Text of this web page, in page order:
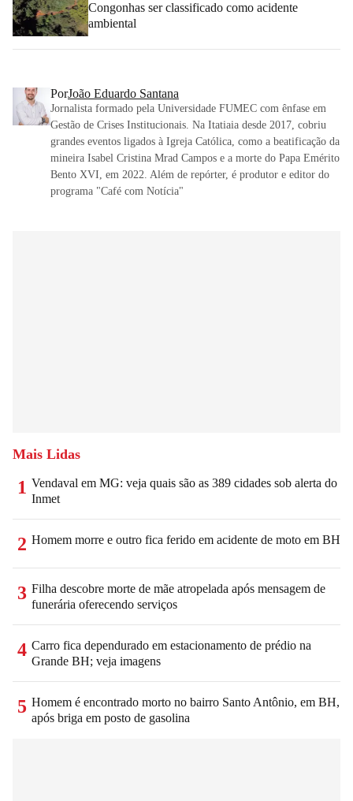
Congonhas ser classificado como acidente
ambiental
PorJoão Eduardo Santana
Jornalista formado pela Universidade FUMEC com ênfase em
Gestão de Crises Institucionais. Na Itatiaia desde 2017, cobriu
grandes eventos ligados à Igreja Católica, como a beatificação da
mineira Isabel Cristina Mrad Campos e a morte do Papa Emérito
Bento XVI, em 2022. Além de repórter, é produtor e editor do
programa "Café com Notícia"
Mais Lidas
1 Vendaval em MG: veja quais são as 389 cidades sob alerta do
Inmet
2 Homem morre e outro fica ferido em acidente de moto em BH
3 Filha descobre morte de mãe atropelada após mensagem de
funerária oferecendo serviços
4 Carro fica dependurado em estacionamento de prédio na
Grande BH; veja imagens
5 Homem é encontrado morto no bairro Santo Antônio, em BH,
após briga em posto de gasolina